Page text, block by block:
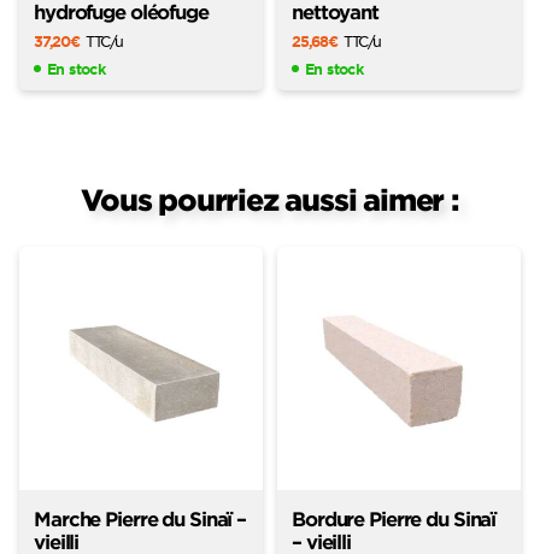
hydrofuge oléofuge
37,20€ TTC/u
En stock
nettoyant
25,68€ TTC/u
En stock
Vous pourriez aussi aimer :
Marche Pierre du Sinaï –
vieilli
Bordure Pierre du Sinaï
– vieilli